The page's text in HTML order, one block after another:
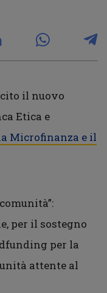
il nuovo
Etica e
Microfinanza e il
per il sostegno
per la
attente al